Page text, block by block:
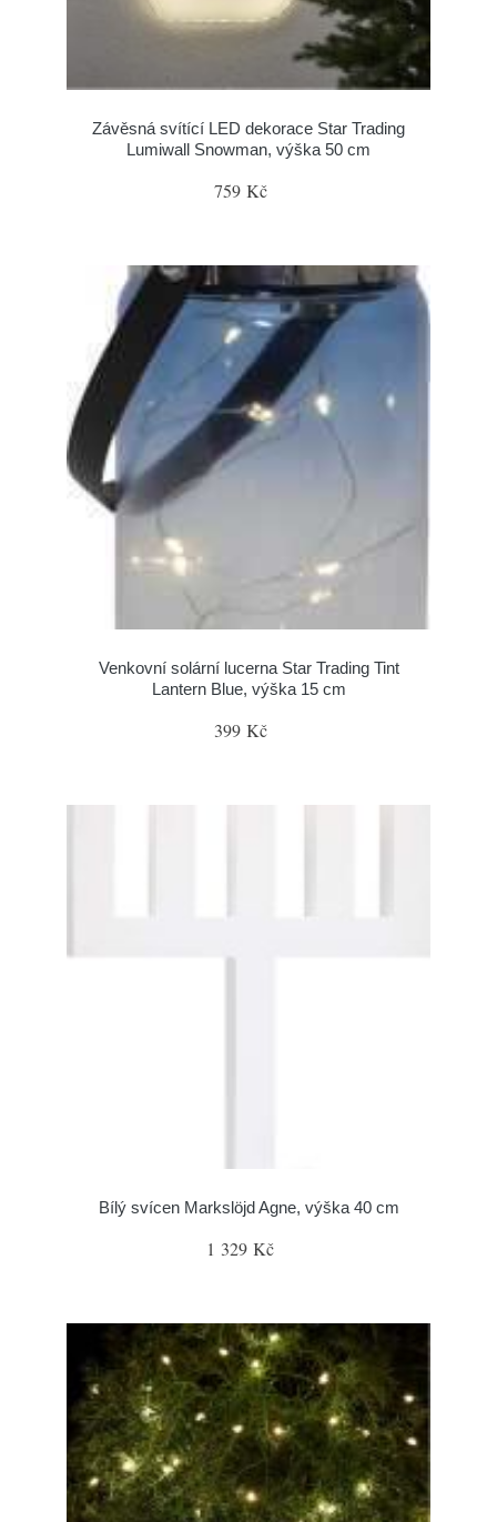
Závěsná svítící LED dekorace Star Trading
Lumiwall Snowman, výška 50 cm
759 Kč
Venkovní solární lucerna Star Trading Tint
Lantern Blue, výška 15 cm
399 Kč
Bílý svícen Markslöjd Agne, výška 40 cm
1 329 Kč